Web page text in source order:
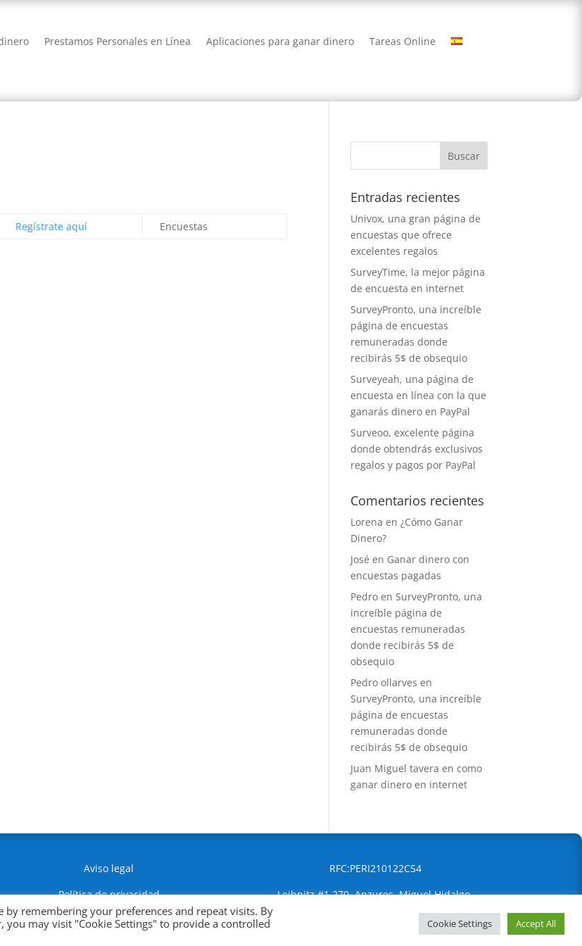
Prestamos Personales en Línea Aplicaciones para ganar dinero Tareas Online
Regístrate aquí Encuestas
Entradas recientes
Univox, una gran página de
encuestas que ofrece
excelentes regalos
SurveyTime, la mejor página
de encuesta en internet
SurveyPronto, una increíble
página de encuestas
remuneradas donde
recibirás 5$ de obsequio
Surveyeah, una página de
encuesta en línea con la que
ganarás dinero en PayPal
Surveoo, excelente página
donde obtendrás exclusivos
regalos y pagos por PayPal
Comentarios recientes
Lorena en¿Cómo Ganar
Dinero?
José en Ganar dinero con
encuestas pagadas
Pedro enSurveyPronto, una
increíble página de
encuestas remuneradas
donde recibirás 5$ de
obsequio
Pedro ollarves en
SurveyPronto, una increíble
página de encuestas
remuneradas donde
recibirás 5$ de obsequio
Juan Miguel tavera encomo
ganar dinero en internet
Aviso legal
Política de privacidad
Política de Cookies
RFC:PERI210122CS4
Leibnitz #1 270, Anzures, Miguel Hidalgo,
Ciudad de México, 11590
remembering your preferences and repeat visits. By
you may visit "Cookie Settings" to provide a controlled
Cookie Settings Accept All